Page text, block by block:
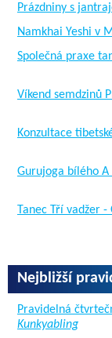
Prázdniny s
Namkhai Yeshi v
Společná praxe
Víkend semdzinů
Konzultace
Gurujoga bílého A
Tanec Tří vadžer
Nejbližší
Pravidelná
Kunkyabling